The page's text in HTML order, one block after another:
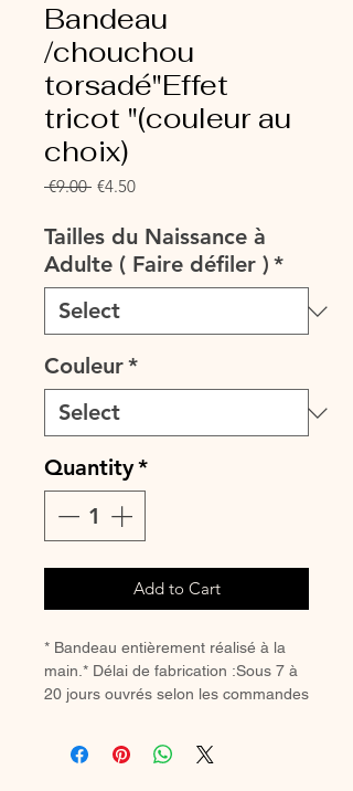
Bandeau
/chouchou
torsadé"Effet
tricot "(couleur au
choix)
€9.00 Regular
€4.50Sale
Tailles du Naissance à
Adulte ( Faire défiler ) *
Couleur*
Quantity*
Add to Cart
* Bandeau entièrement réalisé à la
main.* Délai de fabrication :Sous 7 à
20 jours ouvrés selon les commandes
couleurs similaires. Pas de sèche-